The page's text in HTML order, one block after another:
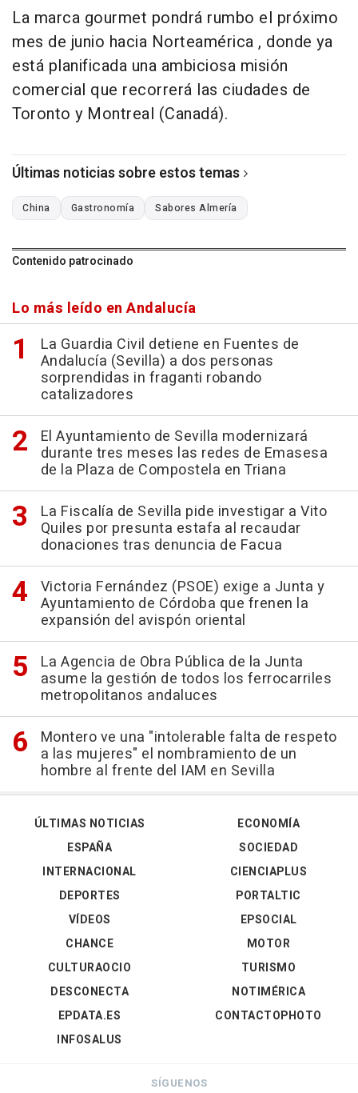
La marca gourmet pondrá rumbo el próximo
mes de junio hacia Norteamérica , donde ya
está planificada una ambiciosa misión
comercial que recorrerá las ciudades de
Toronto y Montreal (Canadá).
Últimas noticias sobre estos temas
China Gastronomía Sabores Almería
Contenido patrocinado
Lo más leído en Andalucía
La Guardia Civil detiene en Fuentes de
Andalucía (Sevilla) a dos personas
sorprendidas in fraganti robando
catalizadores
El Ayuntamiento de Sevilla modernizará
durante tres meses las redes de Emasesa
de la Plaza de Compostela en Triana
La Fiscalía de Sevilla pide investigar a Vito
Quiles por presunta estafa al recaudar
donaciones tras denuncia de Facua
Victoria Fernández (PSOE) exige a Junta y
Ayuntamiento de Córdoba que frenen la
expansión del avispón oriental
La Agencia de Obra Pública de la Junta
asume la gestión de todos los ferrocarriles
metropolitanos andaluces
Montero ve una "intolerable falta de respeto
a las mujeres" el nombramiento de un
hombre al frente del IAM en Sevilla
ÚLTIMAS NOTICIAS
ESPAÑA
INTERNACIONAL
DEPORTES
VÍDEOS
ECONOMÍA
SOCIEDAD
CIENCIAPLUS
PORTALTIC
EPSOCIAL
CHANCE
CULTURAOCIO
DESCONECTA
EPDATA.ES
INFOSALUS
MOTOR
TURISMO
NOTIMÉRICA
CONTACTOPHOTO
SÍGUENOS